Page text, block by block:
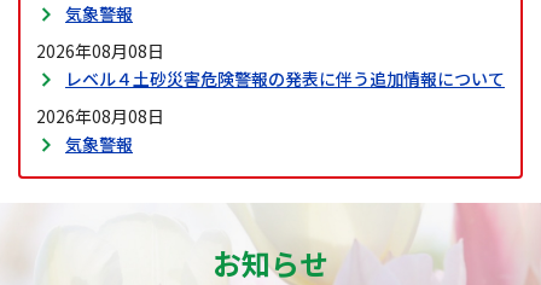
気象警報
2026年08月08日
レベル４土砂災害危険警報の発表に伴う追加情報について
2026年08月08日
気象警報
お知らせ